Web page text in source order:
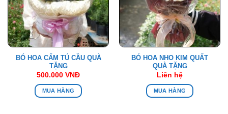
BÓ HOA CẨM TÚ CẦU QUÀ
TẶNG
500.000 VNĐ
MUA HÀNG
BÓ HOA NHO KIM QUẤT
QUÀ TẶNG
Liên hệ
MUA HÀNG